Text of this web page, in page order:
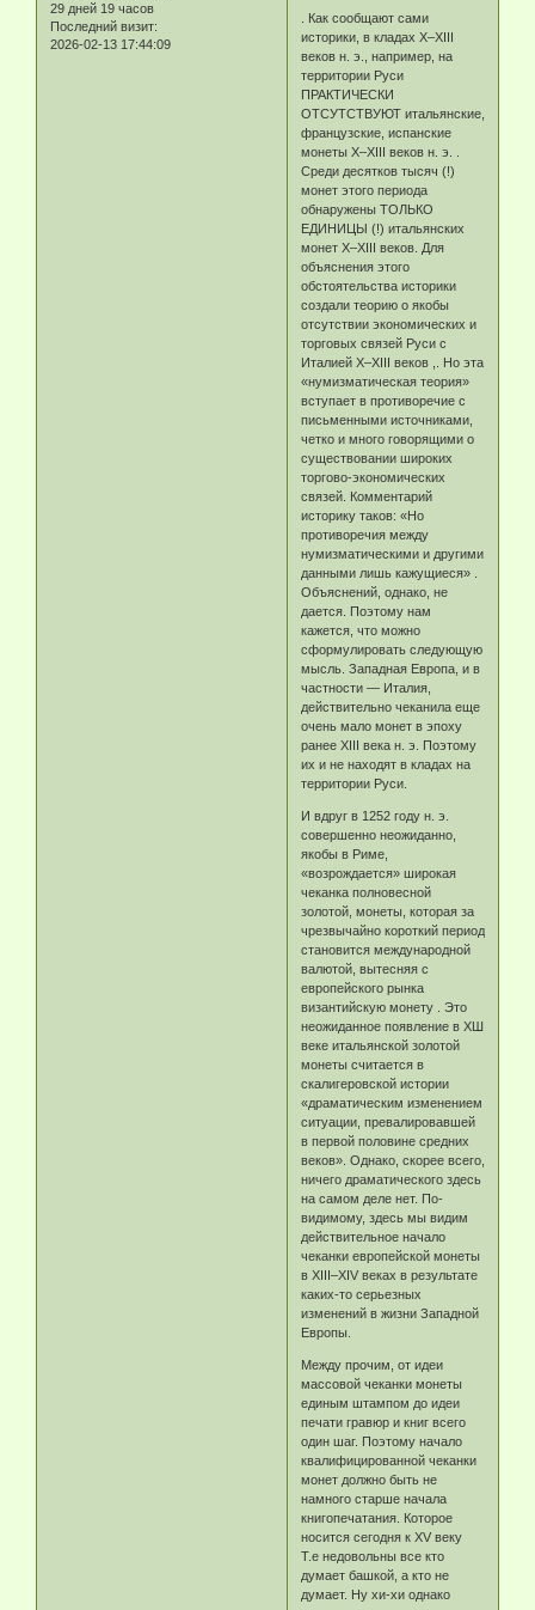
29 дней 19 часов
Последний визит:
2026-02-13 17:44:09
. Как сообщают сами
историки, в кладах X–XIII
веков н. э., например, на
территории Руси
ПРАКТИЧЕСКИ
ОТСУТСТВУЮТ итальянские,
французские, испанские
монеты X–XIII веков н. э. .
Среди десятков тысяч (!)
монет этого периода
обнаружены ТОЛЬКО
ЕДИНИЦЫ (!) итальянских
монет X–XIII веков. Для
объяснения этого
обстоятельства историки
создали теорию о якобы
отсутствии экономических и
торговых связей Руси с
Италией X–XIII веков ,. Но эта
«нумизматическая теория»
вступает в противоречие с
письменными источниками,
четко и много говорящими о
существовании широких
торгово-экономических
связей. Комментарий
историку таков: «Но
противоречия между
нумизматическими и другими
данными лишь кажущиеся» .
Объяснений, однако, не
дается. Поэтому нам
кажется, что можно
сформулировать следующую
мысль. Западная Европа, и в
частности — Италия,
действительно чеканила еще
очень мало монет в эпоху
ранее XIII века н. э. Поэтому
их и не находят в кладах на
территории Руси.
И вдруг в 1252 году н. э.
совершенно неожиданно,
якобы в Риме,
«возрождается» широкая
чеканка полновесной
золотой, монеты, которая за
чрезвычайно короткий период
становится международной
валютой, вытесняя с
европейского рынка
византийскую монету . Это
неожиданное появление в ХШ
веке итальянской золотой
монеты считается в
скалигеровской истории
«драматическим изменением
ситуации, превалировавшей
в первой половине средних
веков». Однако, скорее всего,
ничего драматического здесь
на самом деле нет. По-
видимому, здесь мы видим
действительное начало
чеканки европейской монеты
в XIII–XIV веках в результате
каких-то серьезных
изменений в жизни Западной
Европы.
Между прочим, от идеи
массовой чеканки монеты
единым штампом до идеи
печати гравюр и книг всего
один шаг. Поэтому начало
квалифицированной чеканки
монет должно быть не
намного старше начала
книгопечатания. Которое
носится сегодня к XV веку
Т.е недовольны все кто
думает башкой, а кто не
думает. Ну хи-хи однако